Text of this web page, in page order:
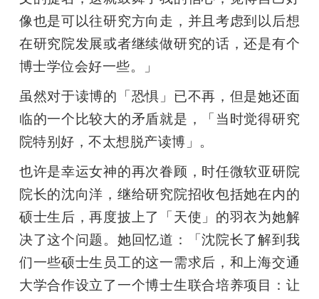
像也是可以往研究方向走，并且考虑到以后想
在研究院发展或者继续做研究的话，还是有个
博士学位会好一些。」
虽然对于读博的「恐惧」已不再，但是她还面
临的一个比较大的矛盾就是，「当时觉得研究
院特别好，不太想脱产读博」。
也许是幸运女神的再次眷顾，时任微软亚研院
院长的沈向洋，继给研究院招收包括她在内的
硕士生后，再度披上了「天使」的羽衣为她解
决了这个问题。她回忆道：「沈院长了解到我
们一些硕士生员工的这一需求后，和上海交通
大学合作设立了一个博士生联合培养项目：让